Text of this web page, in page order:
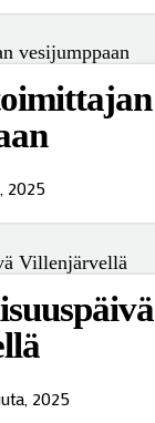
2025
2025